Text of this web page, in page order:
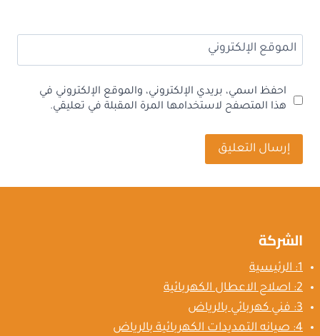
الموقع الإلكتروني
احفظ اسمي، بريدي الإلكتروني، والموقع الإلكتروني في
هذا المتصفح لاستخدامها المرة المقبلة في تعليقي.
الشركة
1: الرئيسية
2: اصلاح الاعطال الكهربائية
3: فني كهربائي بالرياض
4: صيانه التمديدات الكهربائية بالرياض